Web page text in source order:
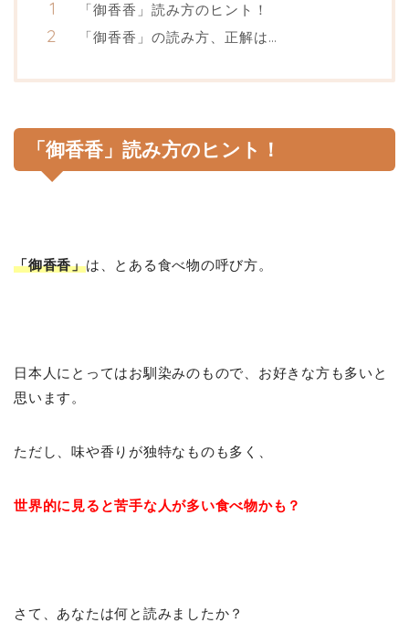
「御香香」読み方のヒント！
「御香香」の読み方、正解は…
「御香香」読み方のヒント！
「御香香」は、とある食べ物の呼び方。
日本人にとってはお馴染みのもので、お好きな方も多いと
思います。
ただし、味や香りが独特なものも多く、
世界的に見ると苦手な人が多い食べ物かも？
さて、あなたは何と読みましたか？